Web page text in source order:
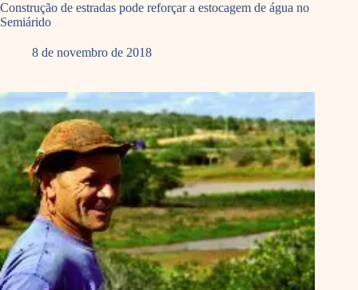
Construção de estradas pode reforçar a estocagem de água no
Semiárido
8 de novembro de 2018